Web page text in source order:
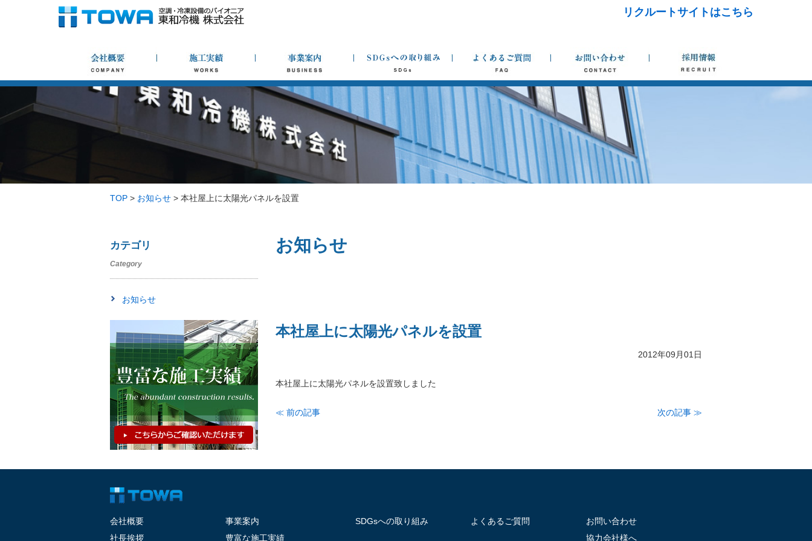
リクルートサイトはこちら
TOP > お知らせ > 本社屋上に太陽光パネルを設置
お知らせ
本社屋上に太陽光パネルを設置
2012年09月01日
本社屋上に太陽光パネルを設置致しました
≪ 前の記事 次の記事 ≫
カテゴリ
Category
お知らせ
会社概要
社長挨拶
事業案内
豊富な施工実績
SDGsへの取り組み よくあるご質問
お問い合わせ
協力会社様へ